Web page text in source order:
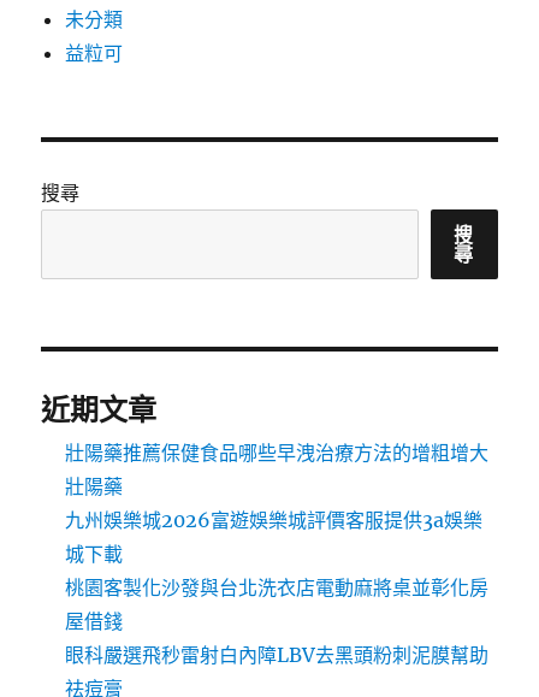
未分類
益粒可
搜尋
搜
尋
近期文章
壯陽藥推薦保健食品哪些早洩治療方法的增粗增大
壯陽藥
九州娛樂城2026富遊娛樂城評價客服提供3a娛樂
城下載
桃園客製化沙發與台北洗衣店電動麻將桌並彰化房
屋借錢
眼科嚴選飛秒雷射白內障LBV去黑頭粉刺泥膜幫助
祛痘膏